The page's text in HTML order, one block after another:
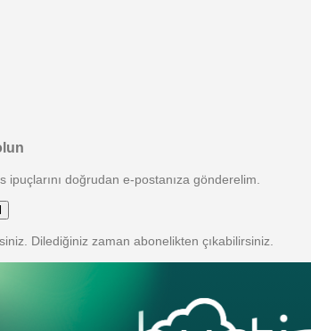
doğrudan e-postanıza gönderelim.
Dilediğiniz zaman abonelikten çıkabilirsiniz.